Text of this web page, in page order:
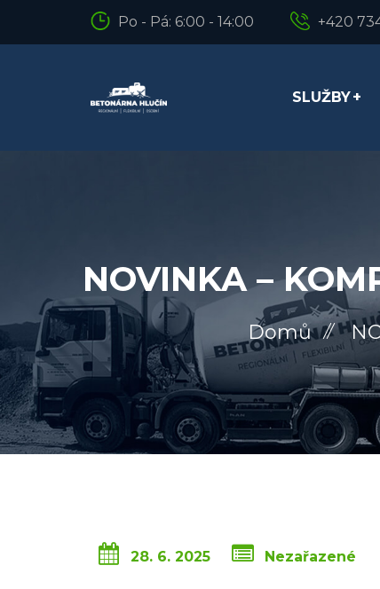
Po - Pá: 6:00 - 14:00 +420
SLUŽBY
NOVINKA –
Domů
28. 6. 2025 Nezařazené